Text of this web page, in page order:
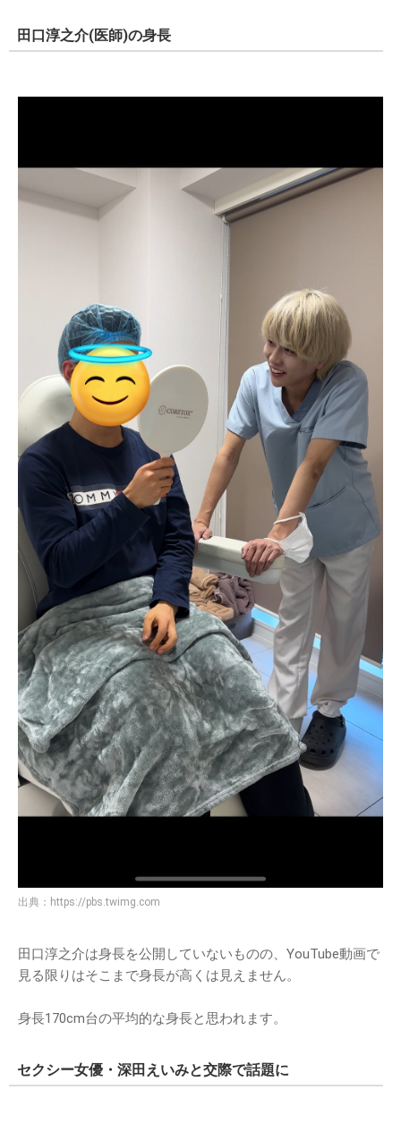
田口淳之介(医師)の身長
出典： https://pbs.twimg.com
田口淳之介は身長を公開していないものの、YouTube動画で
見る限りはそこまで身長が高くは見えません。
身長170cm台の平均的な身長と思われます。
セクシー女優・深田えいみと交際で話題に